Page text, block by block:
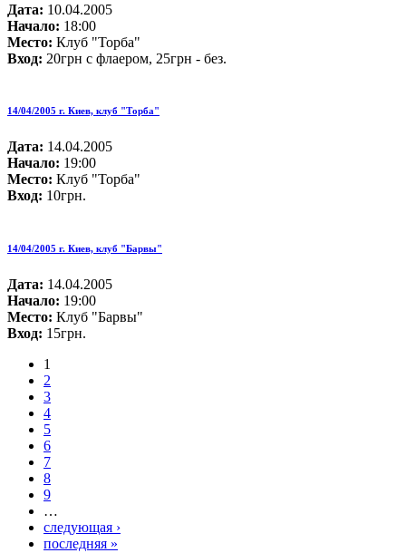
Дата: 10.04.2005
Начало: 18:00
Место: Клуб "Торба"
Вход: 20грн с флаером, 25грн - без.
14/04/2005 г. Киев, клуб "Торба"
Дата: 14.04.2005
Начало: 19:00
Место: Клуб "Торба"
Вход: 10грн.
14/04/2005 г. Киев, клуб "Барвы"
Дата: 14.04.2005
Начало: 19:00
Место: Клуб "Барвы"
Вход: 15грн.
1
2
3
4
5
6
7
8
9
…
следующая ›
последняя »